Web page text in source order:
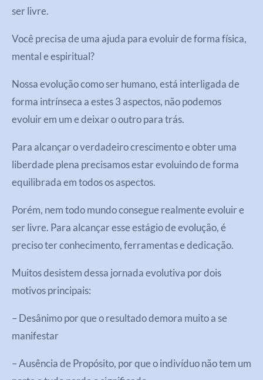
ser livre.
Você precisa de uma ajuda para evoluir de forma física,
mental e espiritual?
Nossa evolução como ser humano, está interligada de
forma intrínseca a estes 3 aspectos, não podemos
evoluir em um e deixar o outro para trás.
Para alcançar o verdadeiro crescimento e obter uma
liberdade plena precisamos estar evoluindo de forma
equilibrada em todos os aspectos.
Porém, nem todo mundo consegue realmente evoluir e
ser livre. Para alcançar esse estágio de evolução, é
preciso ter conhecimento, ferramentas e dedicação.
Muitos desistem dessa jornada evolutiva por dois
motivos principais:
– Desânimo por que o resultado demora muito a se
manifestar
– Ausência de Propósito, por que o indivíduo não tem um